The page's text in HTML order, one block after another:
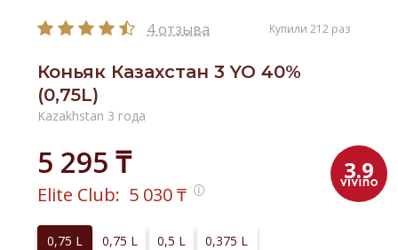
4 отзыва Купили 212 раз
Коньяк Казахстан 3 YO 40%
(0,75L)
Kazakhstan 3 года
5 295 ₸ 3.9
Elite Club: 5 030₸
0,75 L 0,75 L 0,5 L 0,375 L